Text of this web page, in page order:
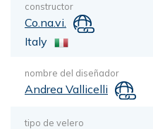
constructor
Co.na.vi.
Italy
nombre del diseñador
Andrea Vallicelli
tipo de velero